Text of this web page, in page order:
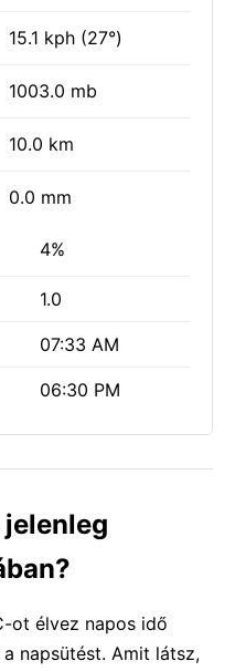
15.1 kph (27°)
1003.0 mb
10.0 km
0.0 mm
4%
1.0
07:33 AM
06:30 PM
ot élvez napos idő
napsütést. Amit látsz,